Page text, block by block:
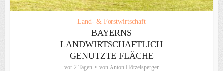
Land- & Forstwirtschaft
BAYERNS
LANDWIRTSCHAFTLICH
GENUTZTE FLÄCHE
vor 2 Tagen von Anton Hötzelsperger